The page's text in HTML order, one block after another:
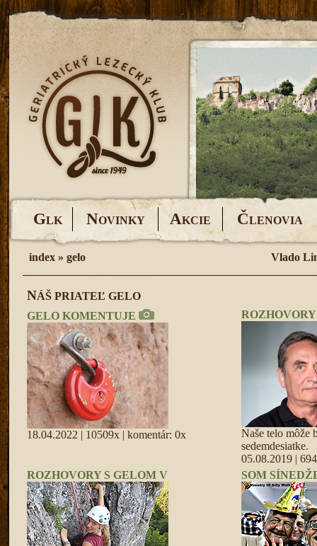
GLK NOVINKY AKCIE ČLENOVIA
index » gelo Vlado
NÁŠ PRIATEĽ GELO
GELO KOMENTUJE
18.04.2022 | 10509x | komentár: 0x
Naše telo môže
sedemdesiatke.
05.08.2019 |
ROZHOVORY S GELOM V
SOM